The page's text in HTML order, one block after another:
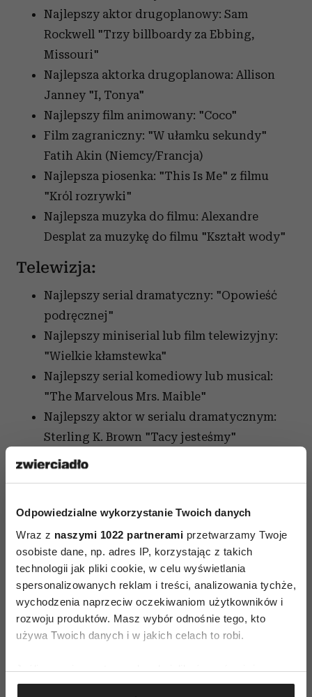
Odpowiedzialne wykorzystanie Twoich danych
Wraz z naszymi 1022 partnerami przetwarzamy Twoje
osobiste dane, np. adres IP, korzystając z takich
technologii jak pliki cookie, w celu wyświetlania
spersonalizowanych reklam i treści, analizowania tychże,
wychodzenia naprzeciw oczekiwaniom użytkowników i
rozwoju produktów. Masz wybór odnośnie tego, kto
używa Twoich danych i w jakich celach to robi.
Jeśli wyrazisz na to zgodę, chcielibyśmy również:
Gromadzić dane dotyczące Twojej lokalizacji
Najlepszy aktor drugoplanowy: Sam
Rockwell "Trzy billboardy za Ebbing,
Missouri"
Najlepsza aktorka drugoplanowa: Allison
Janney "I, Tonya"
Najlepszy film animowany: "Coco"
Film zagraniczny: "W ułamku sekundy"
Fatih Akin (Niemcy/Francja)
Najlepsza piosenka: "This Is Me" z filmu
"Król rozrywki"
Najlepsza muzyka do filmu: Alexandre
Desplat za muzykę do filmu "Kształt wody"
Telewizja:
Najlepszy serial dramatyczny: "Opowieść
podręcznej"
Najlepszy miniserial lub film telewizyjny:
"Wielkie kłamstewka"
Najlepszy serial komediowy lub musical:
"The Marvelous Mrs. Maible"
Najlepszy aktor w serialu dramatycznym:
Sterling K. Brown "Tacy jesteśmy"
Najlepszy aktor w serialu komediowym
Najlepszy aktor w miniserialu lub filmie
telewizyjnym: Ewan McGregor "Fargo"
Najlepsza aktorka w serialu dramatycznym:
Elisabeth Moss "Opowieść podręcznej"
Najlepsza aktorka w serialu komediowym
lub musicalu: Rachel Brosnahan "The
Marvelous Mrs. Maisel"